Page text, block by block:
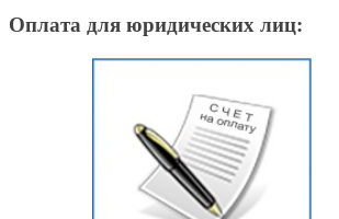
Оплата для юридических лиц: